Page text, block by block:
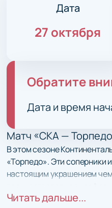
Дата
27 октября
Обратите
Дата и время
Матч «СКА —
В этом сезоне
«Торпедо». Эти соперники
настоящим украшением
шанс увидеть
Читать дальше...